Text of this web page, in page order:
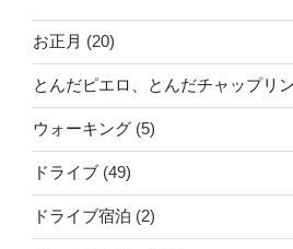
お正月 (20)
とんだピエロ、とんだチャップリン
ウォーキング (5)
ドライブ (49)
ドライブ宿泊 (2)